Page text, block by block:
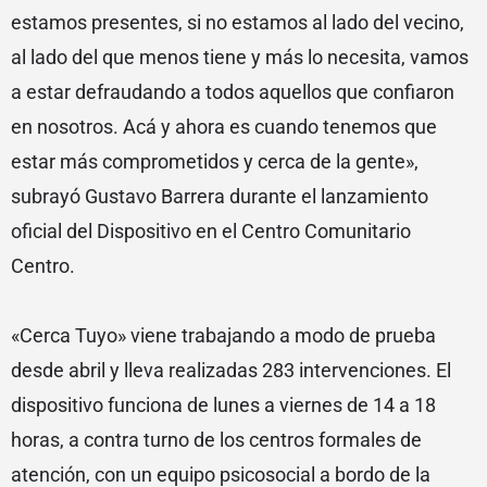
estamos presentes, si no estamos al lado del vecino,
al lado del que menos tiene y más lo necesita, vamos
a estar defraudando a todos aquellos que confiaron
en nosotros. Acá y ahora es cuando tenemos que
estar más comprometidos y cerca de la gente»,
subrayó Gustavo Barrera durante el lanzamiento
oficial del Dispositivo en el Centro Comunitario
Centro.
«Cerca Tuyo» viene trabajando a modo de prueba
desde abril y lleva realizadas 283 intervenciones. El
dispositivo funciona de lunes a viernes de 14 a 18
horas, a contra turno de los centros formales de
atención, con un equipo psicosocial a bordo de la